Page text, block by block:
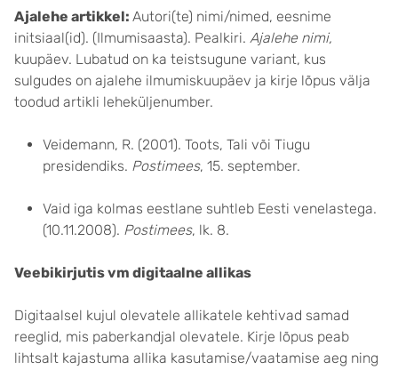
Ajalehe artikkel: Autori(te) nimi/nimed, eesnime
initsiaal(id). (Ilmumisaasta). Pealkiri. Ajalehe nimi,
kuupäev. Lubatud on ka teistsugune variant, kus
sulgudes on ajalehe ilmumiskuupäev ja kirje lõpus välja
toodud artikli leheküljenumber.
Veidemann, R. (2001). Toots, Tali või Tiugu
presidendiks. Postimees, 15. september.
Vaid iga kolmas eestlane suhtleb Eesti venelastega.
(10.11.2008). Postimees, lk. 8.
Veebikirjutis vm digitaalne allikas
Digitaalsel kujul olevatele allikatele kehtivad samad
reeglid, mis paberkandjal olevatele. Kirje lõpus peab
lihtsalt kajastuma allika kasutamise/vaatamise aeg ning